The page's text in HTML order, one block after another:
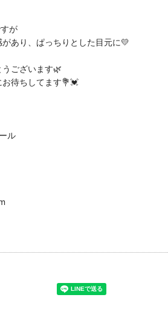
が
あり、ぱっちりとした目元に💛
ございます🌿
待ちしてます💐💓
ル